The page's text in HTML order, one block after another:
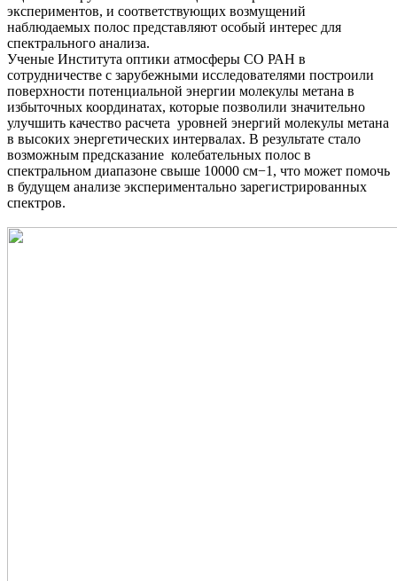
экспериментов, и соответствующих возмущений
наблюдаемых полос представляют особый интерес для
спектрального анализа.
Ученые Института оптики атмосферы СО РАН в
сотрудничестве с зарубежными исследователями построили
поверхности потенциальной энергии молекулы метана в
избыточных координатах, которые позволили значительно
улучшить качество расчета уровней энергий молекулы метана
в высоких энергетических интервалах. В результате стало
возможным предсказание колебательных полос в
спектральном диапазоне свыше 10000 см−1, что может помочь
в будущем анализе экспериментально зарегистрированных
спектров.